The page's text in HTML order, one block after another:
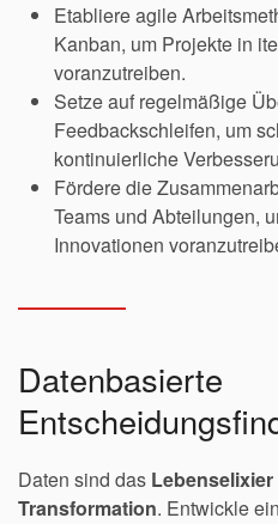
Etabliere agile
Kanban, um Projekte in
voranzutreiben.
Setze auf regelmäßige
Feedbackschleifen, um
kontinuierliche
Fördere die
Teams und Abteilungen,
Innovationen
Datenbasierte
Daten sind das
Transformation. Entwickle